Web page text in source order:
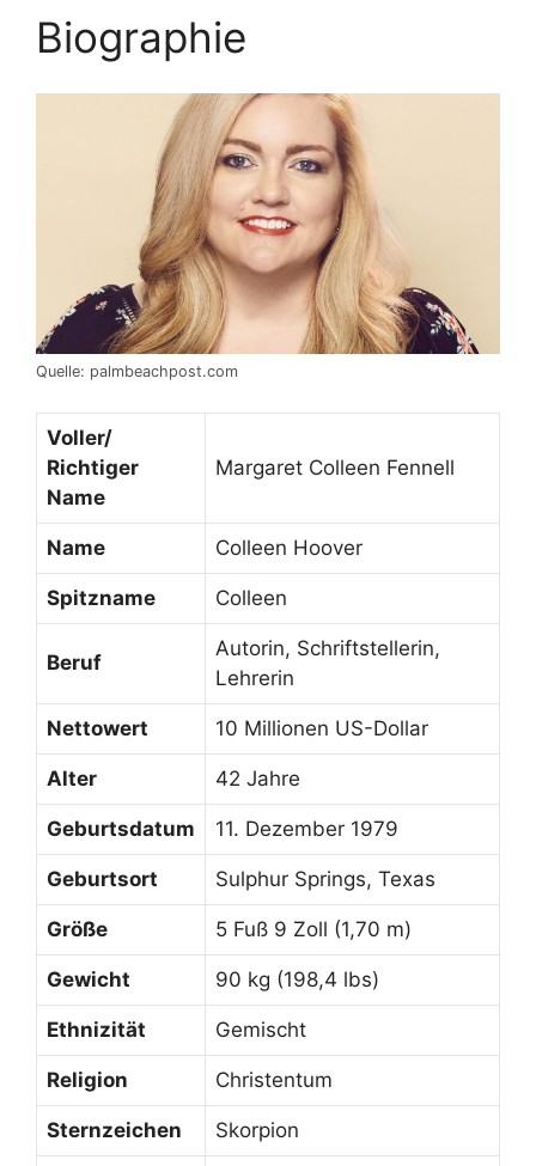
Biographie
Quelle: palmbeachpost.com
Voller/
Richtiger
Name
Margaret Colleen Fennell
Name Colleen Hoover
Spitzname Colleen
Beruf
Autorin, Schriftstellerin,
Lehrerin
Nettowert 10 Millionen US-Dollar
Alter 42 Jahre
Geburtsdatum 11. Dezember 1979
Geburtsort Sulphur Springs, Texas
Größe 5 Fuß 9 Zoll (1,70 m)
Gewicht 90 kg (198,4 lbs)
Ethnizität Gemischt
Religion Christentum
Sternzeichen Skorpion